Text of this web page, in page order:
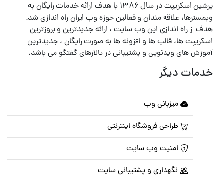
پرشین اسکریپت در سال ۱۳۸۶ با هدف ارائه خدمات رایگان به
وبمسترها، علاقه مندان و فعالین حوزه وب ایران راه اندازی شد.
هدف از راه اندازی این وب سایت ، ارائه جدیدترین و بروزترین
اسکریپت ها، قالب ها و افزونه ها به صورت رایگان ، جدیدترین
آموزش های ویدئویی و پشتیبانی در تالارهای گفتگو می باشد.
خدمات دیگر
میزبانی وب
طراحی فروشگاه اینترنتی
امنیت وب سایت
نگهداری و پشتیبانی سایت